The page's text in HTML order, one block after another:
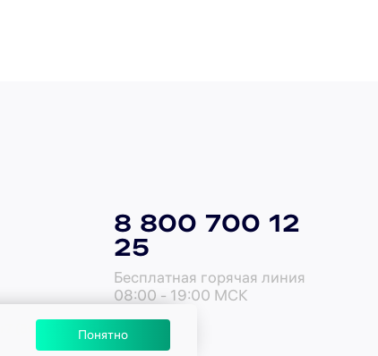
8 800 700 12
25
Бесплатная горячая линия
08:00 - 19:00 МСК
(86365) 4-05-05
Понятно